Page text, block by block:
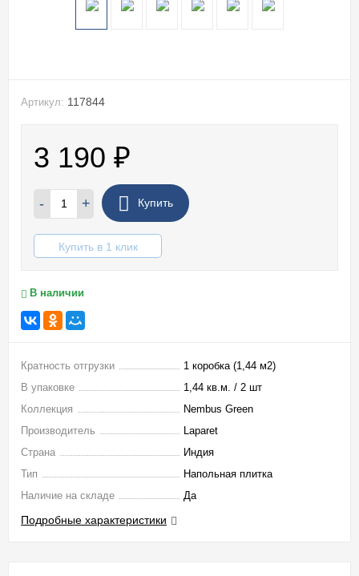
Артикул: 117844
3 190 ₽
- + Купить
Купить в 1 клик
В наличии
Кратность отгрузки
1 коробка (1,44 м2)
В упаковке
1,44 кв.м. / 2 шт
Коллекция
Nembus Green
Производитель
Laparet
Страна
Индия
Тип
Напольная плитка
Наличие на складе
Да
Подробные характеристики